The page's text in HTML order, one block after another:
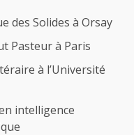
des Solides à Orsay
Pasteur à Paris
à l’Université
intelligence